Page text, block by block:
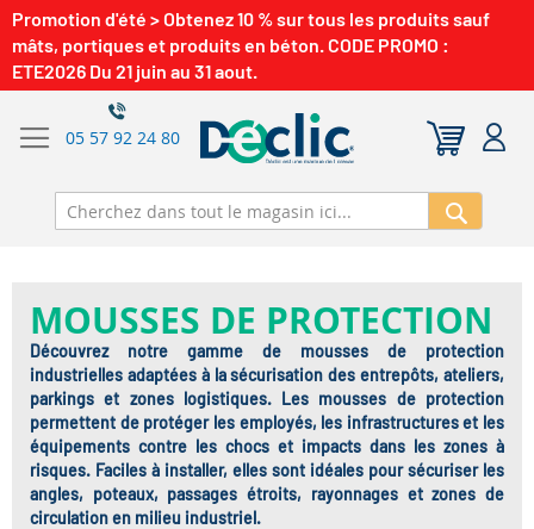
Promotion d'été > Obtenez 10 % sur tous les produits sauf
mâts, portiques et produits en béton. CODE PROMO :
ETE2026 Du 21 juin au 31 aout.
05 57 92 24 80
MOUSSES DE PROTECTION
Découvrez notre gamme de mousses de protection
industrielles adaptées à la sécurisation des entrepôts, ateliers,
parkings et zones logistiques. Les mousses de protection
permettent de protéger les employés, les infrastructures et les
équipements contre les chocs et impacts dans les zones à
risques. Faciles à installer, elles sont idéales pour sécuriser les
angles, poteaux, passages étroits, rayonnages et zones de
circulation en milieu industriel.